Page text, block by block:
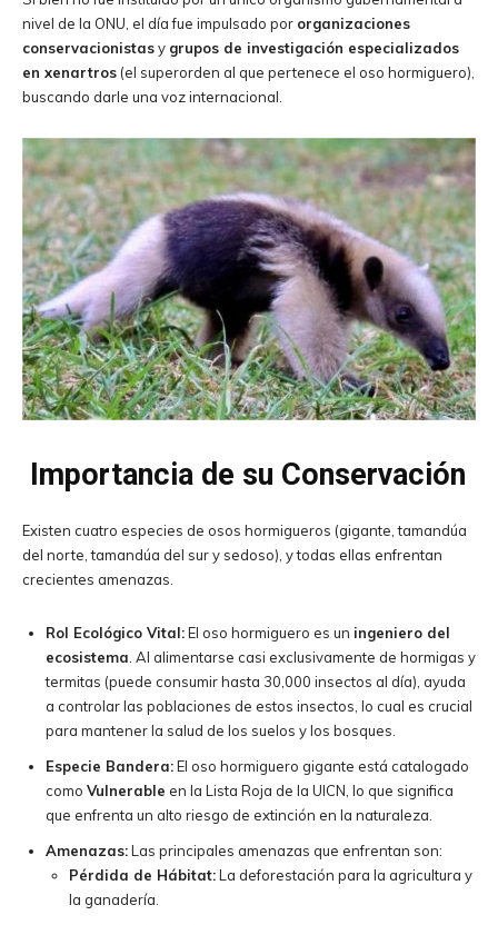
nivel de la ONU, el día fue impulsado por organizaciones
conservacionistasy grupos de investigación especializados
en xenartros (el superorden al que pertenece el oso hormiguero),
buscando darle una voz internacional.
Importancia de su Conservación
Existen cuatro especies de osos hormigueros (gigante, tamandúa
del norte, tamandúa del sur y sedoso), y todas ellas enfrentan
crecientes amenazas.
Rol Ecológico Vital:El oso hormiguero es un ingeniero del
ecosistema. Al alimentarse casi exclusivamente de hormigas y
termitas (puede consumir hasta 30,000 insectos al día), ayuda
a controlar las poblaciones de estos insectos, lo cual es crucial
para mantener la salud de los suelos y los bosques.
Especie Bandera:El oso hormiguero gigante está catalogado
como Vulnerable en la Lista Roja de la UICN, lo que significa
que enfrenta un alto riesgo de extinción en la naturaleza.
Amenazas:Las principales amenazas que enfrentan son:
Pérdida de Hábitat:La deforestación para la agricultura y
la ganadería.